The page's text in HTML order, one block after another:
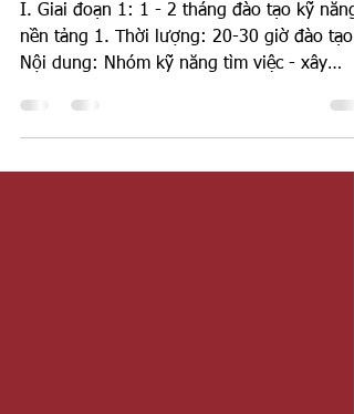
CONSULTING
I. Giai đoạn 1: 1 - 2 tháng đào tạo kỹ năng
nền tảng 1. Thời lượng: 20-30 giờ đào tạo